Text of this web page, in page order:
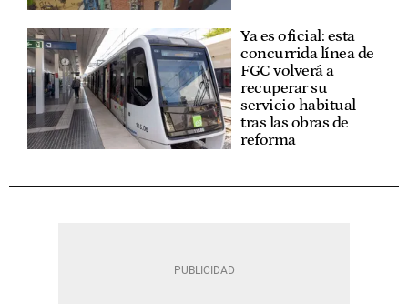
Ya es oficial: esta
concurrida línea de
FGC volverá a
recuperar su
servicio habitual
tras las obras de
reforma